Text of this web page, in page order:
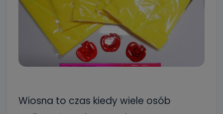
Wiosna to czas kiedy wiele osób